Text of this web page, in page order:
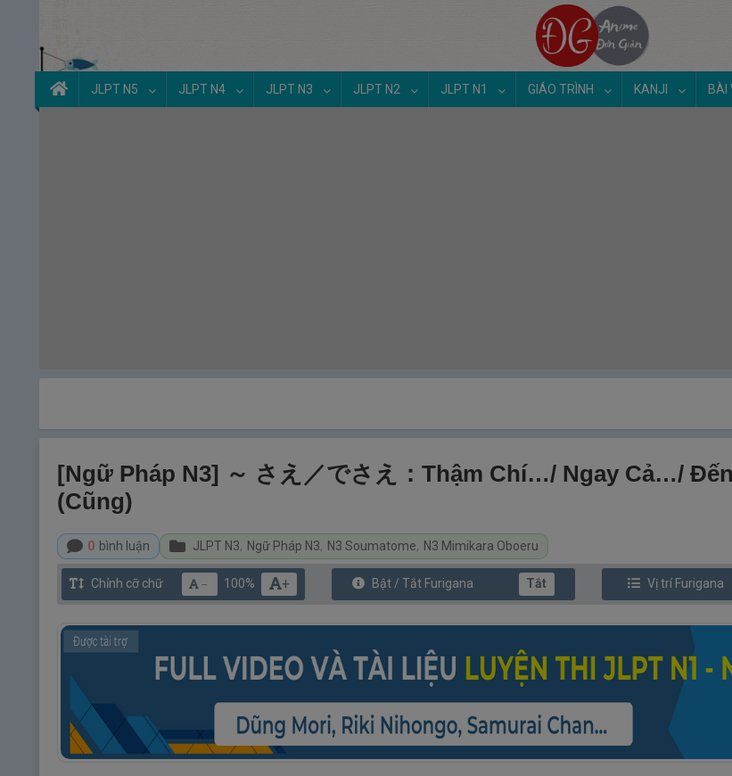
JLPT N5 JLPT N4 JLPT N3 JLPT N2 JLPT N1 GIÁO TRÌNH KANJI BÀI
[Ngữ Pháp N3] ～ さえ／でさえ：Thậm Chí…/ Ngay Cả…/
(cũng)
0 bình luận JLPT N3, Ngữ Pháp N3, N3 Soumatome, N3 Mimikara Oboeru
Chỉnh cỡ chữ － 100% + Bật / Tắt Furigana Tắt Vị trí Furigana